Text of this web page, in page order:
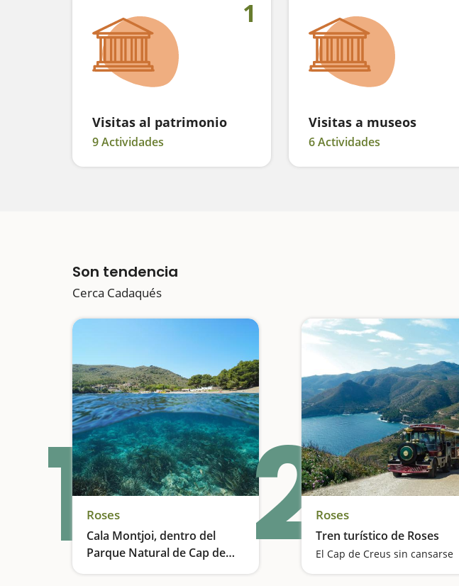
1
Visitas al patrimonio
9 Actividades
Visitas a museos
6 Actividades
Son tendencia
Cerca Cadaqués
1Roses
Cala Montjoi, dentro del
Parque Natural de Cap de
Una cala dentro del Parque Natural de Cap de Creus 2Roses
Tren turístico de Roses
El Cap de Creus sin cansarse